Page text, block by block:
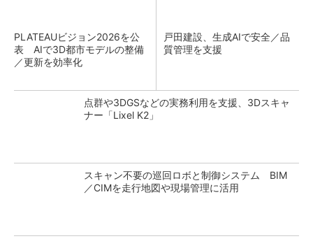
PLATEAUビジョン2026を公
表 AIで3D都市モデルの整備
／更新を効率化
戸田建設、生成AIで安全／品
質管理を支援
点群や3DGSなどの実務利用を支援、3Dスキャ
ナー「Lixel K2」
スキャン不要の巡回ロボと制御システム BIM
／CIMを走行地図や現場管理に活用